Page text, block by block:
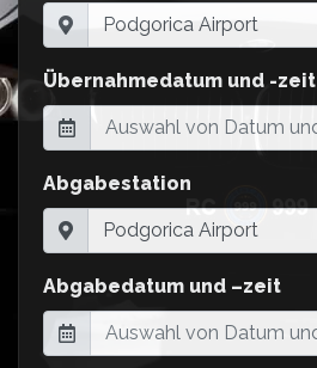
Übernahmedatum und -zeit
Abgabestation
Abgabedatum und –zeit